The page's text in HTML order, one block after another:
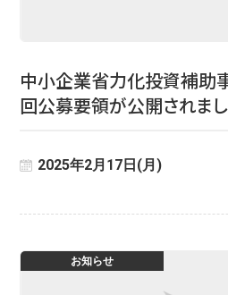
中小企業省力化投資補助
回公募要領が公開されまし
2025年2月17日(月)
お知らせ